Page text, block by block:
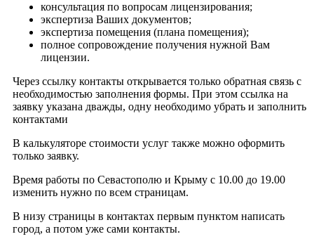
консультация по вопросам лицензирования;
экспертиза Ваших документов;
экспертиза помещения (плана помещения);
полное сопровождение получения нужной Вам
лицензии.
Через ссылку контакты открывается только обратная связь с
необходимостью заполнения формы. При этом ссылка на
заявку указана дважды, одну необходимо убрать и заполнить
контактами
В калькуляторе стоимости услуг также можно оформить
только заявку.
Время работы по Севастополю и Крыму с 10.00 до 19.00
изменить нужно по всем страницам.
В низу страницы в контактах первым пунктом написать
город, а потом уже сами контакты.